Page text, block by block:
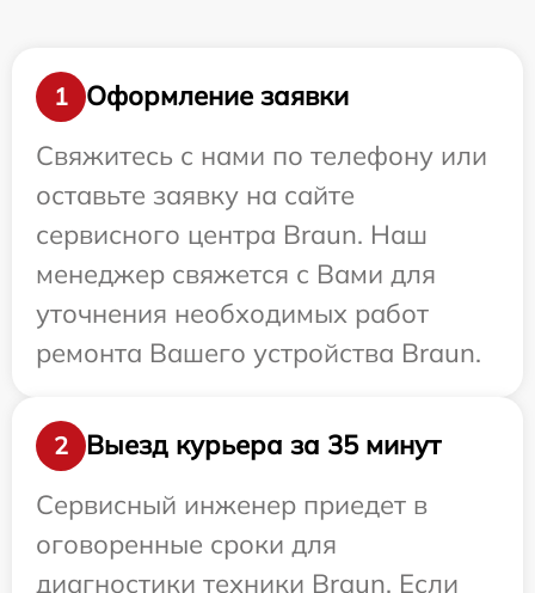
1
Оформление заявки
Свяжитесь с нами по телефону или
оставьте заявку на сайте
сервисного центра Braun. Наш
менеджер свяжется с Вами для
уточнения необходимых работ
ремонта Вашего устройства Braun.
2
Выезд курьера за 35 минут
Сервисный инженер приедет в
оговоренные сроки для
диагностики техники Braun. Если